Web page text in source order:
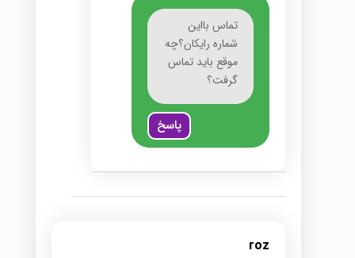
تماس بااین
شماره رایکان؟چه
موقع باید تماس
گرفت؟
پاسخ
roz